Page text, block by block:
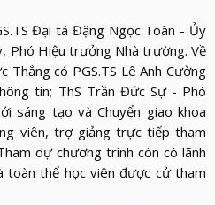
Đại tá Đặng Ngọc Toàn - Ủy
Phó Hiệu trưởng Nhà trường. Về
có PGS.TS Lê Anh Cường
tin; ThS Trần Đức Sự - Phó
sáng tạo và Chuyển giao khoa
viên, trợ giảng trực tiếp tham
dự chương trình còn có lãnh
toàn thể học viên được cử tham